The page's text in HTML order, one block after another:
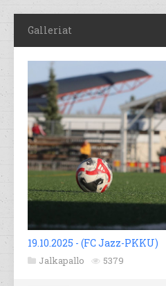
Galleriat
19.10.2025 - (FC Jazz-PKKU)
Jalkapallo 5379